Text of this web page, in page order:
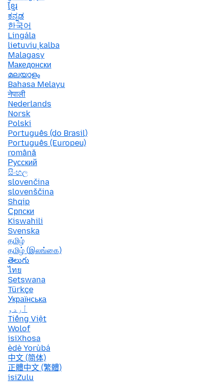
ខ្មែរ
ಕನ್ನಡ
한국어
Lingála
lietuvių kalba
Malagasy
Македонски
മലയാളം
Bahasa Melayu
नेपाली
Nederlands
Norsk
Polski
Português (do Brasil)
Português (Europeu)
română
Русский
සිංහල
slovenčina
slovenščina
Shqip
Српски
Kiswahili
Svenska
தமிழ்
தமிழ் (இலங்கை)
తెలుగు
ไทย
Setswana
Türkçe
Українська
اُردو
Tiếng Việt
Wolof
isiXhosa
èdè Yorùbá
中文 (简体)
正體中文 (繁體)
isiZulu